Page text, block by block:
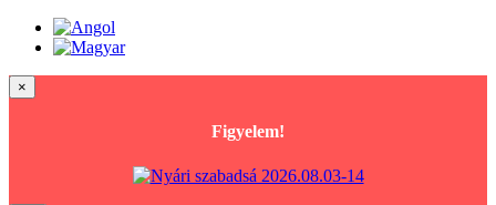
×
Figyelem!